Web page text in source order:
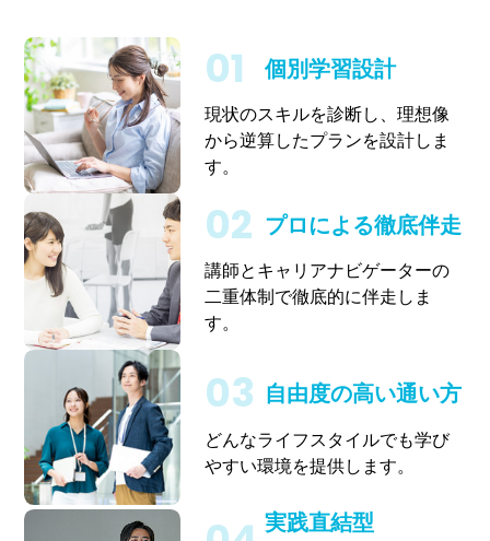
個別学習設計
現状のスキルを診断し、理想像
から逆算したプランを設計しま
す。
プロによる徹底伴走
講師とキャリアナビゲーターの
二重体制で徹底的に伴走しま
す。
自由度の高い通い方
どんなライフスタイルでも学び
やすい環境を提供します。
実践直結型